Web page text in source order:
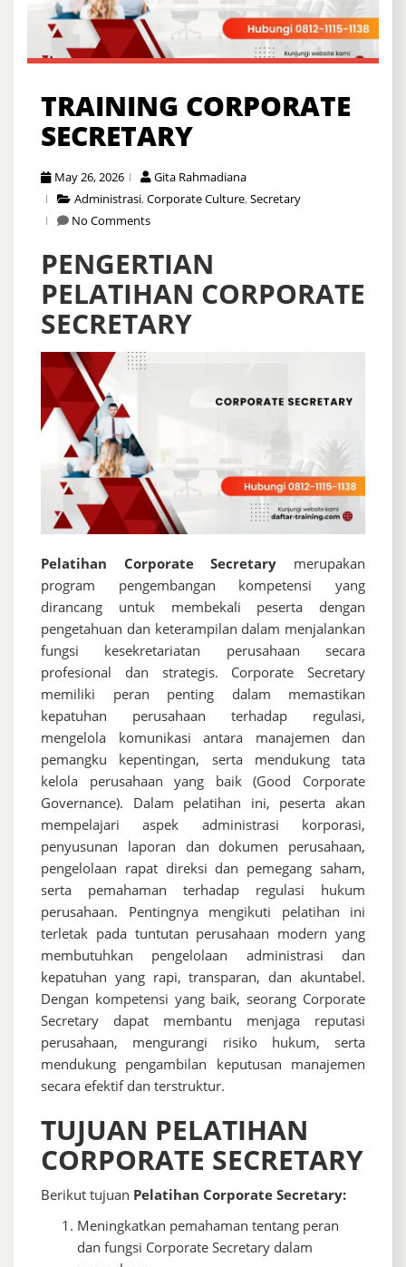
TRAINING CORPORATE
SECRETARY
May 26, 2026
Gita Rahmadiana
Administrasi,Corporate Culture,Secretary
No Comments
PENGERTIAN
PELATIHAN CORPORATE
SECRETARY
Pelatihan Corporate Secretary merupakan
program pengembangan kompetensi yang
dirancang untuk membekali peserta dengan
pengetahuan dan keterampilan dalam menjalankan
fungsi kesekretariatan perusahaan secara
profesional dan strategis. Corporate Secretary
memiliki peran penting dalam memastikan
kepatuhan perusahaan terhadap regulasi,
mengelola komunikasi antara manajemen dan
pemangku kepentingan, serta mendukung tata
kelola perusahaan yang baik (Good Corporate
Governance). Dalam pelatihan ini, peserta akan
mempelajari aspek administrasi korporasi,
penyusunan laporan dan dokumen perusahaan,
pengelolaan rapat direksi dan pemegang saham,
serta pemahaman terhadap regulasi hukum
perusahaan. Pentingnya mengikuti pelatihan ini
terletak pada tuntutan perusahaan modern yang
membutuhkan pengelolaan administrasi dan
kepatuhan yang rapi, transparan, dan akuntabel.
Dengan kompetensi yang baik, seorang Corporate
Secretary dapat membantu menjaga reputasi
perusahaan, mengurangi risiko hukum, serta
mendukung pengambilan keputusan manajemen
secara efektif dan terstruktur.
TUJUAN PELATIHAN
CORPORATE SECRETARY
Berikut tujuan Pelatihan Corporate Secretary:
Meningkatkan pemahaman tentang peran
dan fungsi Corporate Secretary dalam